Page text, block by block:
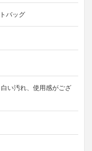
バッグ
い汚れ、使用感がござ